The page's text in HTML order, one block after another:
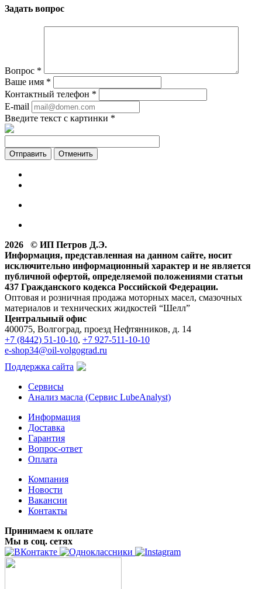
Задать вопрос
Вопрос *
Ваше имя *
Контактный телефон *
E-mail
Введите текст с картинки *
Отменить
2026 © ИП Петров Д.Э.
Информация, представленная на данном сайте, носит
исключительно информационный характер и не является
публичной офертой, определяемой положениями статьи
437 Гражданского кодекса Российской Федерации.
Оптовая и розничная продажа моторных масел, смазочных
материалов и технических жидкостей “Шелл”
Центральный офис
400075, Волгоград, проезд Нефтянников, д. 14
+7 (8442) 51-10-10, +7 927-511-10-10
e-shop34@oil-volgograd.ru
Поддержка сайта
Сервисы
Анализ масла (Сервис LubeAnalyst)
Информация
Доставка
Гарантия
Вопрос-ответ
Оплата
Компания
Новости
Вакансии
Контакты
Принимаем к оплате
Мы в соц. сетях